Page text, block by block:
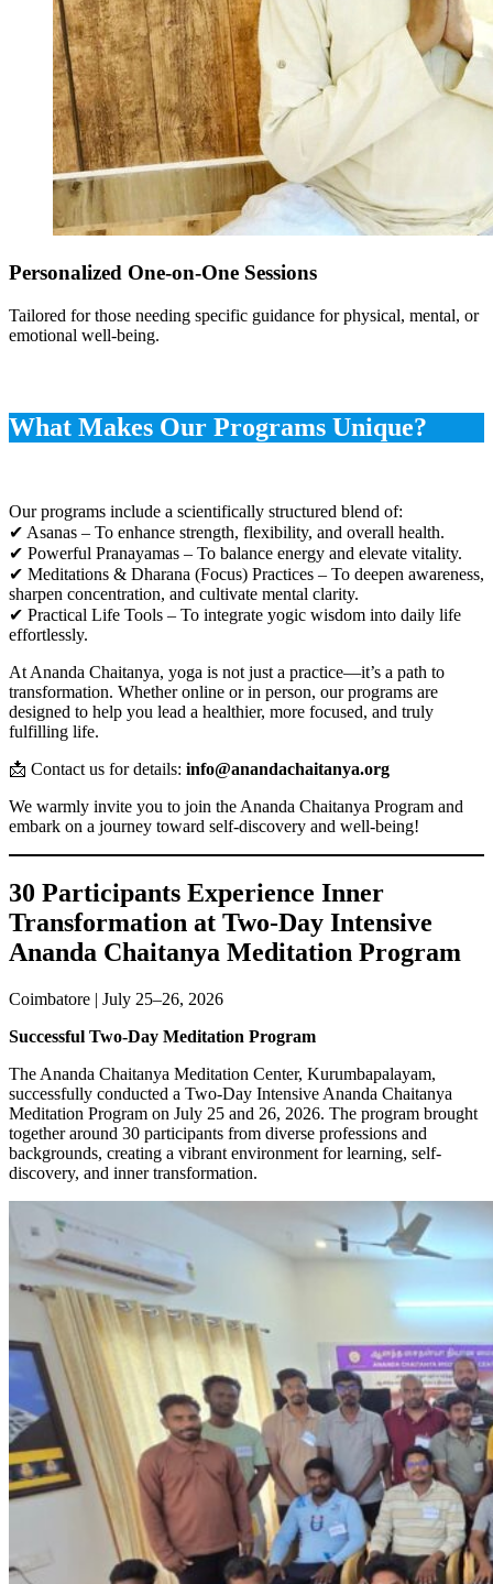
Personalized One-on-One Sessions
Tailored for those needing specific guidance for physical, mental, or
emotional well-being.
What Makes Our Programs Unique?
Our programs include a scientifically structured blend of:
✔ Asanas – To enhance strength, flexibility, and overall health.
✔ Powerful Pranayamas – To balance energy and elevate vitality.
✔ Meditations & Dharana (Focus) Practices – To deepen awareness,
sharpen concentration, and cultivate mental clarity.
✔ Practical Life Tools – To integrate yogic wisdom into daily life
effortlessly.
At Ananda Chaitanya, yoga is not just a practice—it’s a path to
transformation. Whether online or in person, our programs are
designed to help you lead a healthier, more focused, and truly
fulfilling life.
📩 Contact us for details: info@anandachaitanya.org
We warmly invite you to join the Ananda Chaitanya Program and
embark on a journey toward self-discovery and well-being!
30 Participants Experience Inner
Transformation at Two-Day Intensive
Ananda Chaitanya Meditation Program
Coimbatore | July 25–26, 2026
Successful Two-Day Meditation Program
The Ananda Chaitanya Meditation Center, Kurumbapalayam,
successfully conducted a Two-Day Intensive Ananda Chaitanya
Meditation Program on July 25 and 26, 2026. The program brought
together around 30 participants from diverse professions and
backgrounds, creating a vibrant environment for learning, self-
discovery, and inner transformation.